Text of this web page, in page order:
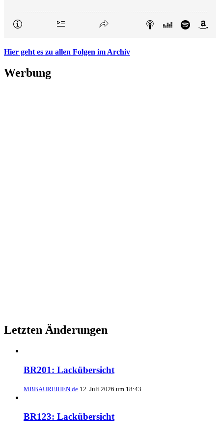
Hier geht es zu allen Folgen im Archiv
Werbung
Letzten Änderungen
BR201: Lackübersicht
MBBAUREIHEN.de 12. Juli 2026 um 18:43
BR123: Lackübersicht